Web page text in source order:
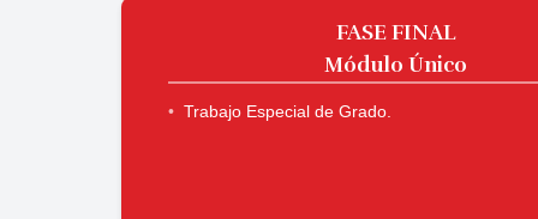
FASE FINAL
Módulo Único
Trabajo Especial de Grado.